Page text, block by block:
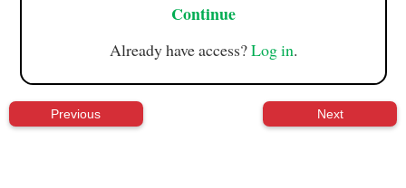
Continue
Already have access?Log in.
Previous Next